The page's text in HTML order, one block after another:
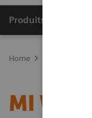
Produits & services
Home
MI